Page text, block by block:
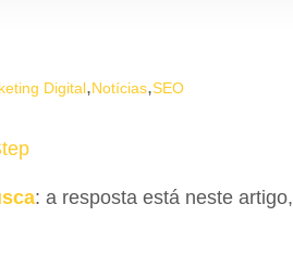
Digital,Notícias,SEO
: a resposta está neste artigo,